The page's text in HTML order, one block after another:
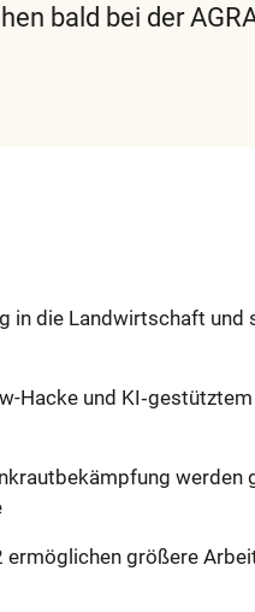
bald bei der
in die Landwirtschaft und
Hacke und
werden
größere